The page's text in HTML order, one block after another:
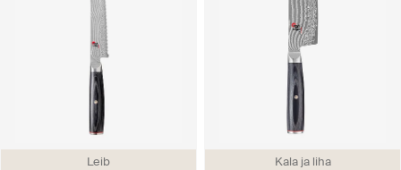
Leib Kala ja liha